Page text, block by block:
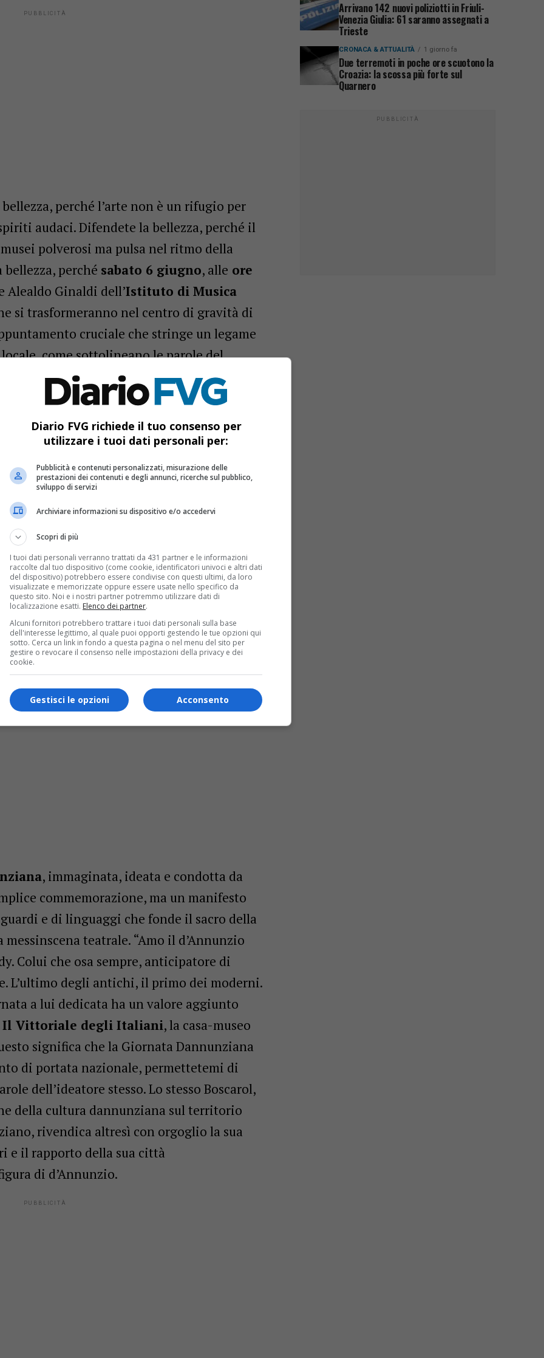
perché l’arte non è un rifugio per
audaci. Difendete la bellezza, perché il
polverosi ma pulsa nel ritmo della
perché sabato 6 giugno, alle ore
Alealdo Ginaldi dell’Istituto di Musica
si trasformeranno nel centro di gravità di
cruciale che stringe un legame
come sottolineano le parole del
Razzini: “con grande piacere anche
all’opera di Massimiliano
ospitano la Giornata Dannunziana.
tassello importante – uno dei tanti nella
– che porta gran lustro non solo a chi
Auspico pertanto che le istituzioni locali
concretamente la nostra attività
di Insiel, il modello digitale Fvg fa scuola
soggiorni studio a Malta e Monaco: focus su lingue e
, immaginata, ideata e condotta da
commemorazione, ma un manifesto
e di linguaggi che fonde il sacro della
teatrale. “Amo il d’Annunzio
Colui che osa sempre, anticipatore di
L’ultimo degli antichi, il primo dei moderni.
a lui dedicata ha un valore aggiunto
Il Vittoriale degli Italiani, la casa-museo
significa che la Giornata Dannunziana
di portata nazionale, permettetemi di
dell’ideatore stesso. Lo stesso Boscarol,
della cultura dannunziana sul territorio
rivendica altresì con orgoglio la sua
e il rapporto della sua città
di d’Annunzio.
Arrivano 142 nuovi poliziotti in Friuli-
Venezia Giulia: 61 saranno assegnati a
Trieste
CRONACA & ATTUALITÀ 1 giorno fa
Due terremoti in poche ore scuotono la
Croazia: la scossa più forte sul
Quarnero
PUBBLICITÀ
Diario FVG richiede il tuo consenso per
utilizzare i tuoi dati personali per:
Pubblicità e contenuti personalizzati, misurazione delle
prestazioni dei contenuti e degli annunci, ricerche sul pubblico,
sviluppo di servizi
Archiviare informazioni su dispositivo e/o accedervi
Scopri di più
I tuoi dati personali verranno trattati da 431 partner e le informazioni
raccolte dal tuo dispositivo (come cookie, identificatori univoci e altri dati
del dispositivo) potrebbero essere condivise con questi ultimi, da loro
visualizzate e memorizzate oppure essere usate nello specifico da
questo sito. Noi e i nostri partner potremmo utilizzare dati di
localizzazione esatti. Elenco dei partner.
Alcuni fornitori potrebbero trattare i tuoi dati personali sulla base
dell'interesse legittimo, al quale puoi opporti gestendo le tue opzioni qui
sotto. Cerca un link in fondo a questa pagina o nel menu del sito per
gestire o revocare il consenso nelle impostazioni della privacy e dei
cookie.
Acconsento
Gestisci le opzioni